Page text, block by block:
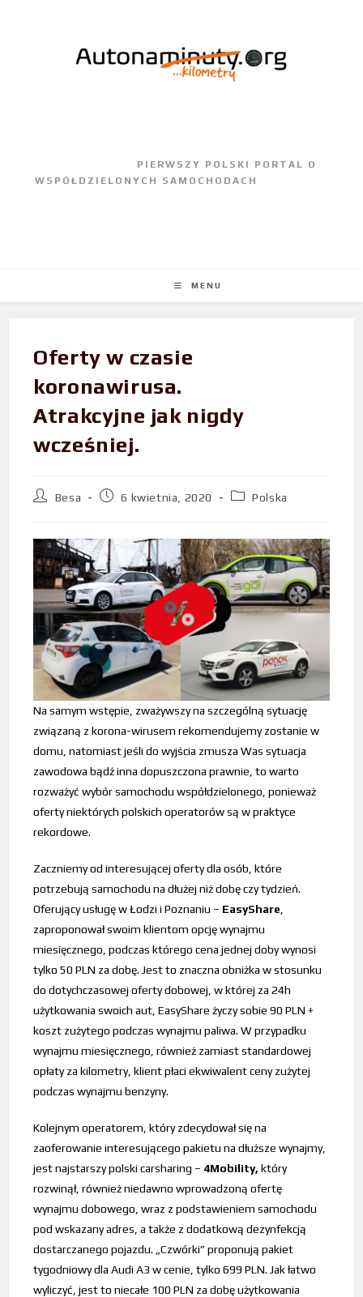
MENU
Oferty w czasie
koronawirusa.
Atrakcyjne jak nigdy
wcześniej.
Besa 6 kwietnia, 2020 Polska
Na samym wstępie, zważywszy na szczególną sytuację
związaną z korona-wirusem rekomendujemy zostanie w
domu, natomiast jeśli do wyjścia zmusza Was sytuacja
zawodowa bądź inna dopuszczona prawnie, to warto
rozważyć wybór samochodu współdzielonego, ponieważ
oferty niektórych polskich operatorów są w praktyce
rekordowe.
Zaczniemy od interesującej oferty dla osób, które
potrzebują samochodu na dłużej niż dobę czy tydzień.
Oferujący usługę w Łodzi i Poznaniu – EasyShare
zaproponował swoim klientom opcję wynajmu
miesięcznego, podczas którego cena jednej doby wynosi
tylko 50 PLN za dobę. Jest to znaczna obniżka w stosunku
do dotychczasowej oferty dobowej, w której za 24h
użytkowania swoich aut, EasyShare życzy sobie 90 PLN +
koszt zużytego podczas wynajmu paliwa. W przypadku
wynajmu miesięcznego, również zamiast standardowej
opłaty za kilometry, klient płaci ekwiwalent ceny zużytej
podczas wynajmu benzyny.
Kolejnym operatorem, który zdecydował się na
zaoferowanie interesującego pakietu na dłuższe wynajmy,
jest najstarszy polski carsharing – 4Mobility, który
rozwinął, również niedawno wprowadzoną ofertę
wynajmu dobowego, wraz z podstawieniem samochodu
pod wskazany adres, a także z dodatkową dezynfekcją
dostarczanego pojazdu. „Czwórki” proponują pakiet
tygodniowy dla Audi A3 w cenie, tylko 699 PLN. Jak łatwo
wyliczyć, jest to niecałe 100 PLN za dobę użytkowania